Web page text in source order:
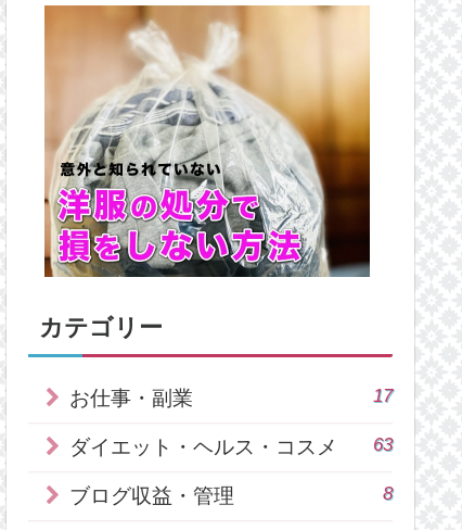
カテゴリー
お仕事・副業 17
ダイエット・ヘルス・コスメ 63
ブログ収益・管理 8